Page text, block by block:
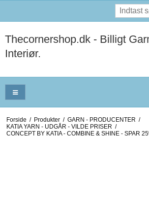
Thecornershop.dk - Billigt
Interiør.
Forside / Produkter / GARN - PRODUCENTER /
KATIA YARN - UDGÅR - VILDE PRISER /
CONCEPT BY KATIA - COMBINE & SHINE - SPAR